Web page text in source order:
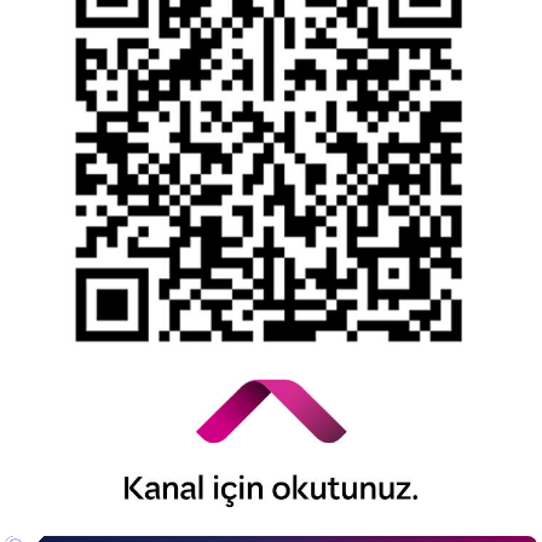
Kişisel Verilerin Korunması
YTM - Zamanaşımına Uğrayacak Emanet ve
Alacaklar
Kamuyu Aydınlatma Esaslarına İlişkin Duyuru